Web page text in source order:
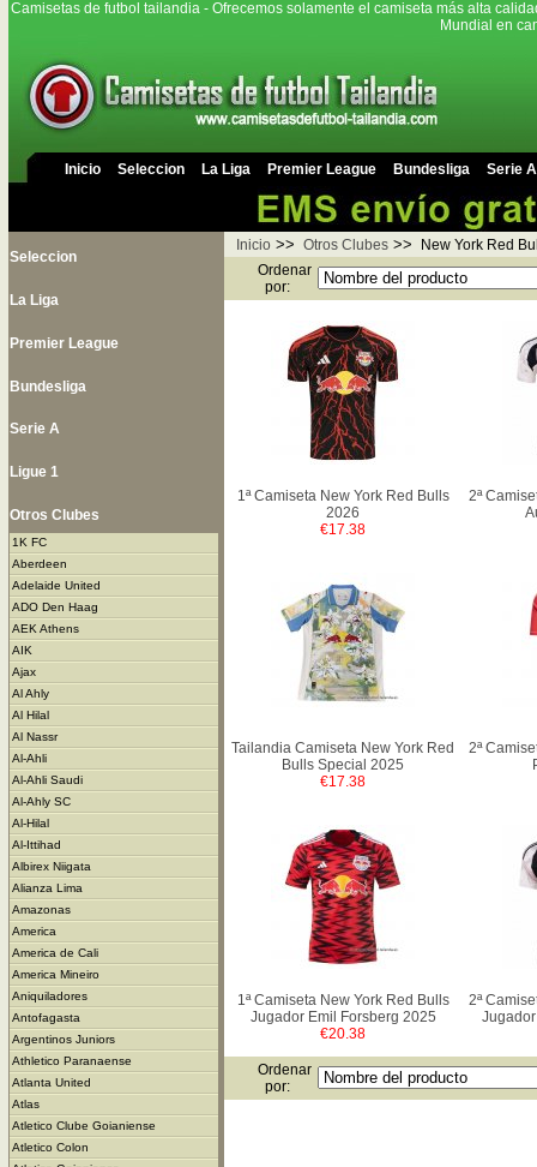
Camisetas de futbol tailandia - Ofrecemos solamente el camiseta más alta
Mundial en
Inicio Seleccion La Liga Premier League Bundesliga Serie A
Seleccion
La Liga
Premier League
Bundesliga
Serie A
Ligue 1
Otros Clubes
1K FC
Aberdeen
Adelaide United
ADO Den Haag
AEK Athens
AIK
Ajax
Al Ahly
Al Hilal
Al Nassr
Al-Ahli
Al-Ahli Saudi
Al-Ahly SC
Al-Hilal
Al-Ittihad
Albirex Niigata
Alianza Lima
Amazonas
America
America de Cali
America Mineiro
Aniquiladores
Antofagasta
Argentinos Juniors
Athletico Paranaense
Atlanta United
Atlas
Atletico Clube Goianiense
Atletico Colon
Inicio >> Otros Clubes >>
New York Red
Ordenar
por:
1ª Camiseta New York Red Bulls
2026
€17.38
2ª
Tailandia Camiseta New York Red
Bulls Special 2025
€17.38
2ª
1ª Camiseta New York Red Bulls
Jugador Emil Forsberg 2025
€20.38
2ª
Ordenar
por: